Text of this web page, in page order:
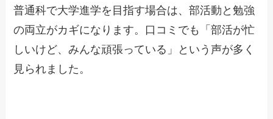
普通科で大学進学を目指す場合は、部活動と勉強
の両立がカギになります。口コミでも「部活が忙
しいけど、みんな頑張っている」という声が多く
見られました。